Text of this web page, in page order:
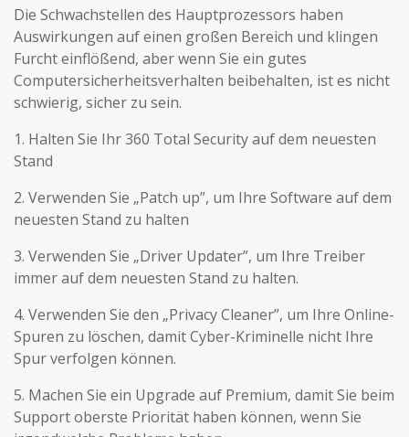
Die Schwachstellen des Hauptprozessors haben
Auswirkungen auf einen großen Bereich und klingen
Furcht einflößend, aber wenn Sie ein gutes
Computersicherheitsverhalten beibehalten, ist es nicht
schwierig, sicher zu sein.
1. Halten Sie Ihr 360 Total Security auf dem neuesten
Stand
2. Verwenden Sie „Patch up”, um Ihre Software auf dem
neuesten Stand zu halten
3. Verwenden Sie „Driver Updater”, um Ihre Treiber
immer auf dem neuesten Stand zu halten.
4. Verwenden Sie den „Privacy Cleaner”, um Ihre Online-
Spuren zu löschen, damit Cyber-Kriminelle nicht Ihre
Spur verfolgen können.
5. Machen Sie ein Upgrade auf Premium, damit Sie beim
Support oberste Priorität haben können, wenn Sie